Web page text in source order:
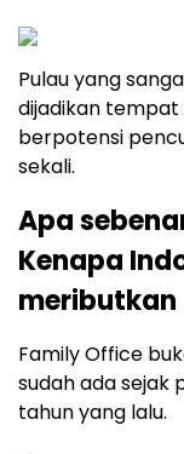
Pulau yang
dijadikan tempat
berpotensi
sekali.
Apa
Kenapa
meributkan
Family Office
sudah ada sejak
tahun yang lalu.